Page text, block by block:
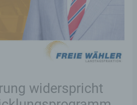
widerspricht